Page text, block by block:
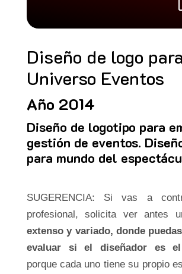
Diseño de logo para
Universo Eventos
Año 2014
Diseño de logotipo para
gestión de eventos.
para mundo del
SUGERENCIA: Si vas a
profesional, solicita ver antes
extenso y variado, donde
evaluar si el diseñador es el
porque cada uno tiene su propio